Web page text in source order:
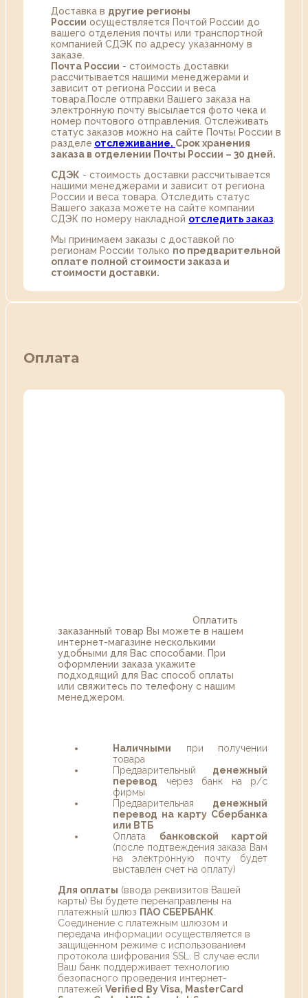
Доставка в другие регионы
России осуществляется Почтой России до
вашего отделения почты или транспортной
компанией СДЭК по адресу указанному в
заказе.
Почта России - стоимость доставки
рассчитывается нашими менеджерами и
зависит от региона России и веса
товара.После отправки Вашего заказа на
электронную почту высылается фото чека и
номер почтового отправления. Отслеживать
статус заказов можно на сайте Почты России в
разделе oтслеживание. Срок хранения
заказа в отделении Почты России – 30 дней.
СДЭК - стоимость доставки рассчитывается
нашими менеджерами и зависит от региона
России и веса товара. Отследить статус
Вашего заказа можете на сайте компании
СДЭК по номеру накладной отследить заказ
Мы принимаем заказы с доставкой по
регионам России только по предварительной
оплате полной стоимости заказа и
стоимости доставки.
Оплата
Оплатить
заказанный товар Вы можете в нашем
интернет-магазине несколькими
удобными для Вас способами. При
оформлении заказа укажите
подходящий для Вас способ оплаты
или свяжитесь по телефону с нашим
менеджером.
Наличными при получении
товара
Предварительный денежный
перевод через банк на р/с
фирмы
Предварительная денежный
перевод на карту Сбербанка
или ВТБ
Оплата банковской картой
(после подтвеждения заказа Вам
на электронную почту будет
выставлен счет на оплату)
Для оплаты (ввода реквизитов Вашей
карты) Вы будете перенаправлены на
платежный шлюз ПАО СБЕРБАНК
Соединение с платежным шлюзом и
передача информации осуществляется в
защищенном режиме с использованием
протокола шифрования SSL. В случае если
Ваш банк поддерживает технологию
безопасного проведения интернет-
платежей Verified By Visa, MasterCard